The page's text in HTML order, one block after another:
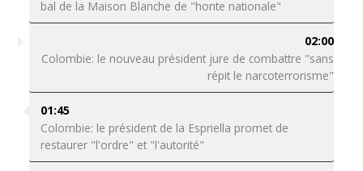
bal de la Maison Blanche de "honte nationale"
02:00
Colombie: le nouveau président jure de combattre "sans
répit le narcoterrorisme"
01:45
Colombie: le président de la Espriella promet de
restaurer "l'ordre" et "l'autorité"